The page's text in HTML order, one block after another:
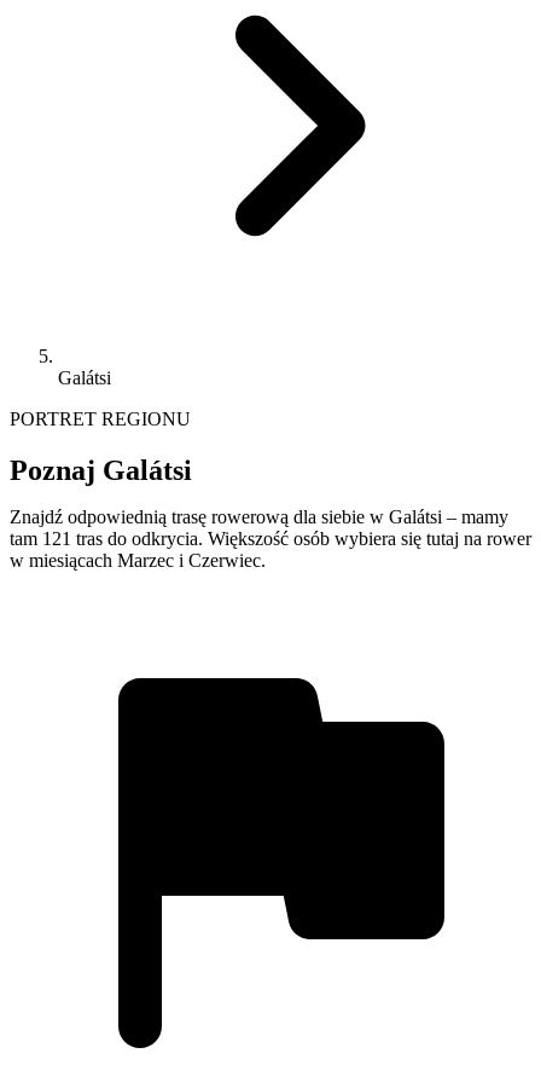
Galátsi
PORTRET REGIONU
Poznaj Galátsi
Znajdź odpowiednią trasę rowerową dla siebie w Galátsi – mamy
tam 121 tras do odkrycia. Większość osób wybiera się tutaj na rower
w miesiącach Marzec i Czerwiec.